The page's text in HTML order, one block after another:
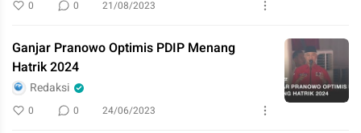
0 0 21/08/2023
Ganjar Pranowo Optimis PDIP Menang
Hatrik 2024
Redaksi
0 0 24/06/2023